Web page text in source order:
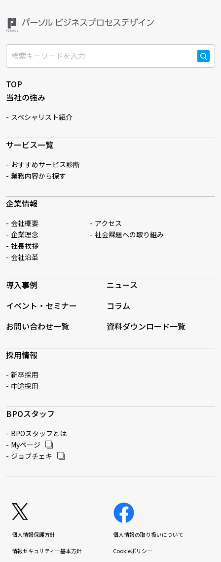
検索
TOP
当社の強み
スペシャリスト紹介
サービス一覧
おすすめサービス診断
業務内容から探す
企業情報
会社概要
企業理念
社長挨拶
会社沿革
アクセス
社会課題への取り組み
導入事例
ニュース
イベント・セミナー
コラム
お問い合わせ一覧
資料ダウンロード一覧
採用情報
新卒採用
中途採用
BPOスタッフ
BPOスタッフとは
Myページ
ジョブチェキ
個人情報保護方針 個人情報の取り扱いについて
情報セキュリティー基本方針 Cookieポリシー